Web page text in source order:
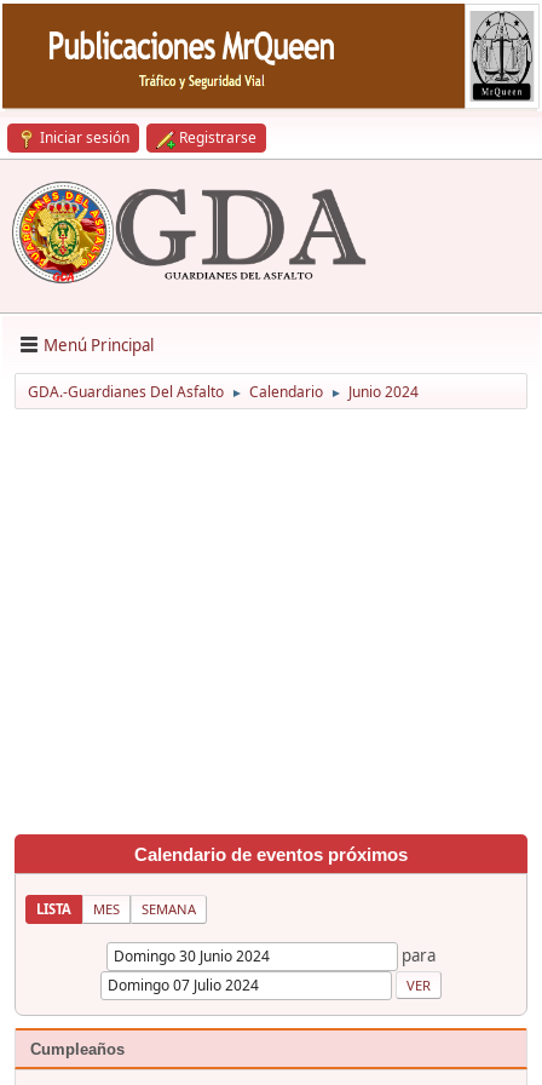
Iniciar sesión Registrarse
Menú Principal
GDA.-Guardianes Del Asfalto ► Calendario ► Junio 2024
Calendario de eventos próximos
LISTA MES SEMANA
para
Cumpleaños